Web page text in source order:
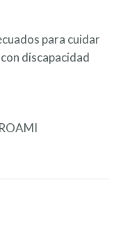
para cuidar
discapacidad